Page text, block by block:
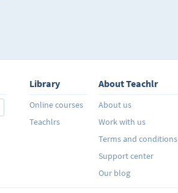
Library
Online courses
Teachlrs
About Teachlr
About us
Work with us
Terms and conditions
Support center
Our blog